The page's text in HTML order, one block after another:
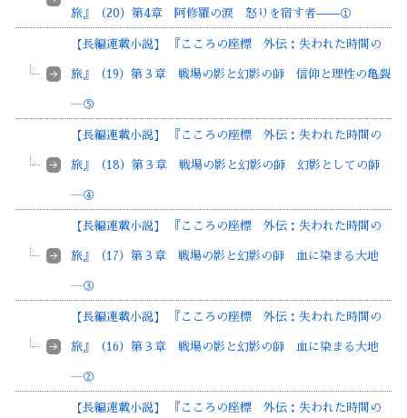
旅』（20）第4章 阿修羅の涙 怒りを宿す者——①
【長編連載小説】 『こころの座標 外伝：失われた時間の
旅』（19）第３章 戦場の影と幻影の師 信仰と理性の亀裂
―⑤
【長編連載小説】 『こころの座標 外伝：失われた時間の
旅』（18）第３章 戦場の影と幻影の師 幻影としての師
―④
【長編連載小説】 『こころの座標 外伝：失われた時間の
旅』（17）第３章 戦場の影と幻影の師 血に染まる大地
―③
【長編連載小説】 『こころの座標 外伝：失われた時間の
旅』（16）第３章 戦場の影と幻影の師 血に染まる大地
―②
【長編連載小説】 『こころの座標 外伝：失われた時間の